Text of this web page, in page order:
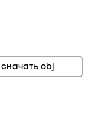
скачать obj